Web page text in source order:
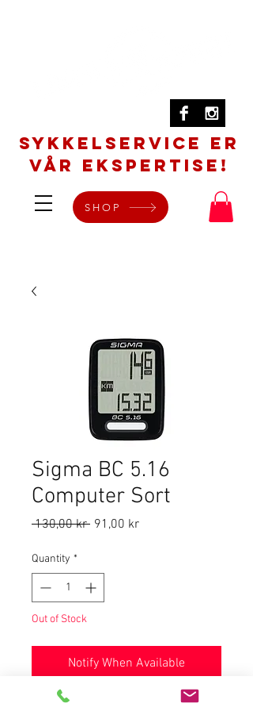
SYKKELSERVICE er
vår ekspertise!
SHOP
Sigma BC 5.16
Computer Sort
130,00 kr Regular
91,00 krSale
Quantity *
Out of Stock
Notify When Available